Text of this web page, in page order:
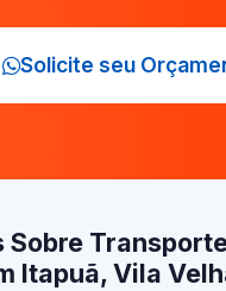
Solicite seu
Sobre
Itapuã, Vila